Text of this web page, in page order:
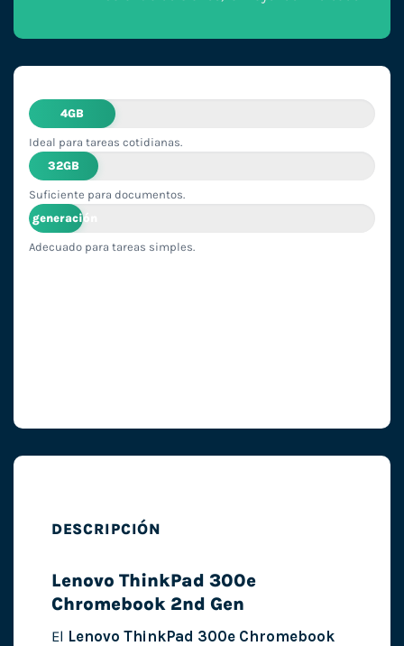
4GB
Ideal para tareas cotidianas.
32GB
Suficiente para documentos.
2ª generación
Adecuado para tareas simples.
DESCRIPCIÓN
Lenovo ThinkPad 300e
Chromebook 2nd Gen
El Lenovo ThinkPad 300e Chromebook